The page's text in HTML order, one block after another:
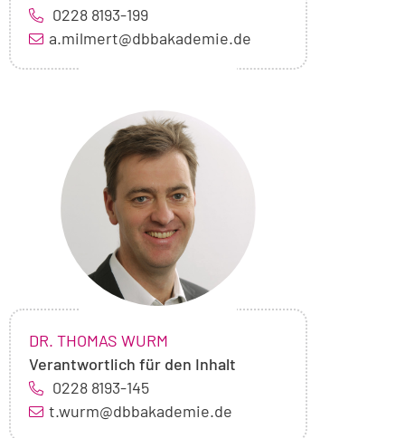
0228 8193-199
a.milmert@dbbakademie.de
Foto
von
Dr.
Thomas
Wurm
NAME:
DR. THOMAS WURM
Verantwortlich für den Inhalt
0228 8193-145
t.wurm@dbbakademie.de